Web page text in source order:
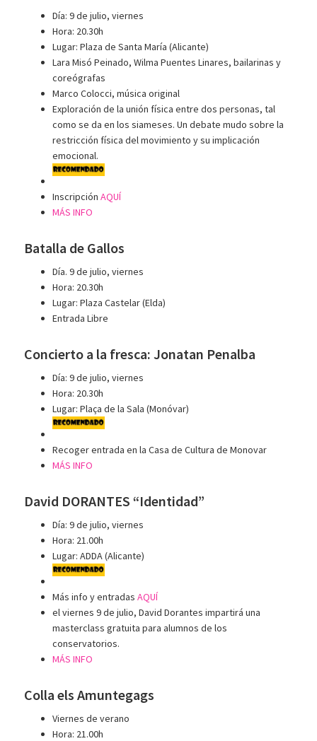
Día: 9 de julio, viernes
Hora: 20.30h
Lugar: Plaza de Santa María (Alicante)
Lara Misó Peinado, Wilma Puentes Linares, bailarinas y
coreógrafas
Marco Colocci, música original
Exploración de la unión física entre dos personas, tal
como se da en los siameses. Un debate mudo sobre la
restricción física del movimiento y su implicación
emocional.
InscripciónAQUÍ
MÁS INFO
Batalla de Gallos
Día. 9 de julio, viernes
Hora: 20.30h
Lugar: Plaza Castelar (Elda)
Entrada Libre
Concierto a la fresca: Jonatan Penalba
Día: 9 de julio, viernes
Hora: 20.30h
Lugar: Plaça de la Sala (Monóvar)
Recoger entrada en la Casa de Cultura de Monovar
MÁS INFO
David DORANTES “Identidad”
Día: 9 de julio, viernes
Hora: 21.00h
Lugar: ADDA (Alicante)
Más info y entradasAQUÍ
el viernes 9 de julio, David Dorantes impartirá una
masterclass gratuita para alumnos de los
conservatorios.
MÁS INFO
Colla els Amuntegags
Viernes de verano
Hora: 21.00h